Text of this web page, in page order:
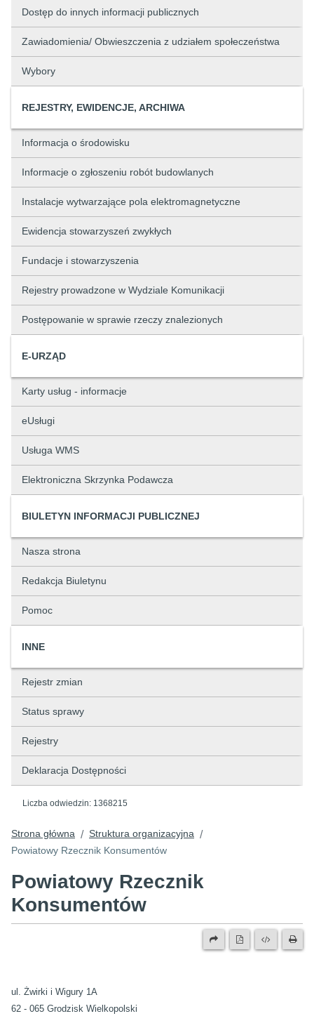
Dostęp do innych informacji publicznych
Zawiadomienia/ Obwieszczenia z udziałem społeczeństwa
Wybory
REJESTRY, EWIDENCJE, ARCHIWA
Informacja o środowisku
Informacje o zgłoszeniu robót budowlanych
Instalacje wytwarzające pola elektromagnetyczne
Ewidencja stowarzyszeń zwykłych
Fundacje i stowarzyszenia
Rejestry prowadzone w Wydziale Komunikacji
Postępowanie w sprawie rzeczy znalezionych
E-URZĄD
Karty usług - informacje
eUsługi
Usługa WMS
Elektroniczna Skrzynka Podawcza
BIULETYN INFORMACJI PUBLICZNEJ
Nasza strona
Redakcja Biuletynu
Pomoc
INNE
Rejestr zmian
Status sprawy
Rejestry
Deklaracja Dostępności
Liczba odwiedzin: 1368215
Strona główna / Struktura organizacyjna /
Powiatowy Rzecznik Konsumentów
Powiatowy Rzecznik
Konsumentów
ul. Żwirki i Wigury 1A
62 - 065 Grodzisk Wielkopolski